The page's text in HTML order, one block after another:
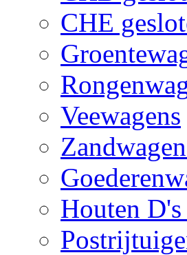
CHE
Veewagens
Houten